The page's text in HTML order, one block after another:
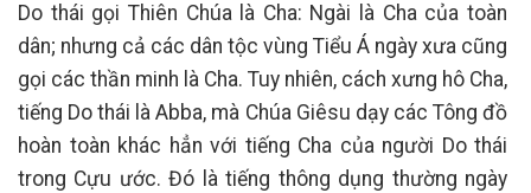
Do thái gọi Thiên Chúa là Cha: Ngài là Cha của toàn
dân; nhưng cả các dân tộc vùng Tiểu Á ngày xưa cũng
gọi các thần minh là Cha. Tuy nhiên, cách xưng hô Cha,
tiếng Do thái là Abba, mà Chúa Giêsu dạy các Tông đồ
hoàn toàn khác hẳn với tiếng Cha của người Do thái
trong Cựu ước. Đó là tiếng thông dụng thường ngày